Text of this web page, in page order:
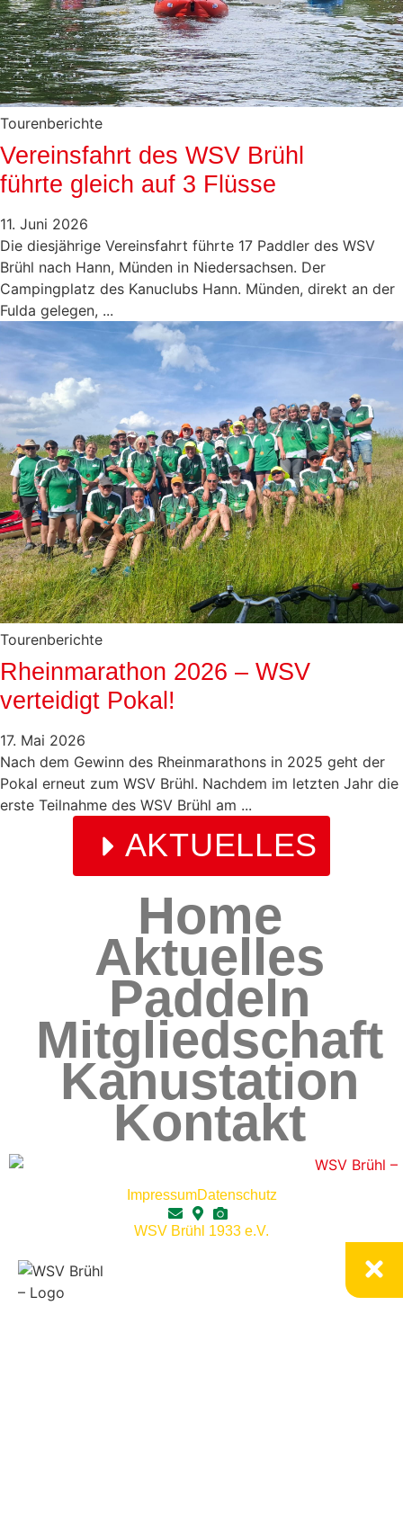
Tourenberichte
Vereinsfahrt des WSV Brühl
führte gleich auf 3 Flüsse
11. Juni 2026
Die diesjährige Vereinsfahrt führte 17 Paddler des WSV
Brühl nach Hann, Münden in Niedersachsen. Der
Campingplatz des Kanuclubs Hann. Münden, direkt an der
Fulda gelegen, ...
Tourenberichte
Rheinmarathon 2026 – WSV
verteidigt Pokal!
17. Mai 2026
Nach dem Gewinn des Rheinmarathons in 2025 geht der
Pokal erneut zum WSV Brühl. Nachdem im letzten Jahr die
erste Teilnahme des WSV Brühl am ...
AKTUELLES
Home
Aktuelles
Paddeln
Mitgliedschaft
Kanustation
Kontakt
ImpressumDatenschutz
WSV Brühl 1933 e.V.